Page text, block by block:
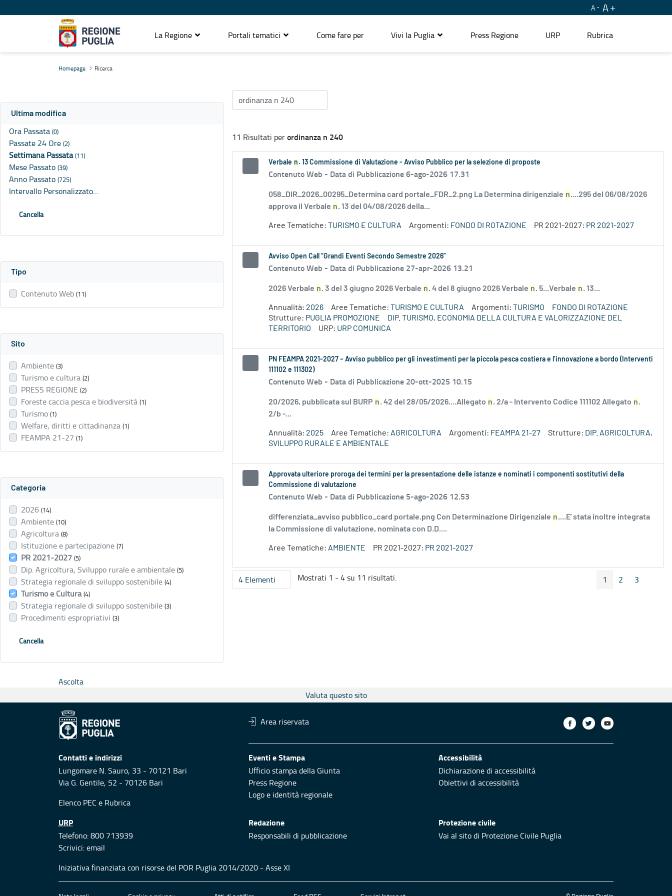
A A
La Regione Portali tematici Come fare per Vivi la Puglia Press Regione URP Rubrica
Homepage Ricerca
Ultima modifica
Ora Passata (0)
Passate 24 Ore (2)
Settimana Passata(11)
Mese Passato (39)
Anno Passato (725)
Intervallo Personalizzato…
Cancella
Tipo
Contenuto Web (11)
Sito
Ambiente (3)
Turismo e cultura (2)
PRESS REGIONE (2)
Foreste caccia pesca e biodiversità (1)
Turismo (1)
Welfare, diritti e cittadinanza (1)
FEAMPA 21-27 (1)
Categoria
2026 (14)
Ambiente (10)
Agricoltura (8)
Istituzione e partecipazione (7)
PR 2021-2027 (5)
Dip. Agricoltura, Sviluppo rurale e ambientale (5)
Strategia regionale di sviluppo sostenibile (4)
Turismo e Cultura (4)
Strategia regionale di sviluppo sostenibile (3)
Procedimenti espropriativi (3)
Cancella
11 Risultati perordinanza n 240
Verbale n . 13 Commissione di Valutazione - Avviso Pubblico per la selezione di proposte
Contenuto Web - Data di Pubblicazione 6-ago-2026 17.31
058_DIR_2026_00295_Determina card portale_FDR_2.png La Determina dirigenziale n....295 del 06/08/2026
approva il Verbale n. 13 del 04/08/2026 della...
Aree Tematiche: TURISMO E CULTURA Argomenti: FONDO DI ROTAZIONE PR 2021-2027: PR 2021-2027
Avviso Open Call “Grandi Eventi Secondo Semestre 2026”
Contenuto Web - Data di Pubblicazione 27-apr-2026 13.21
2026 Verbale n. 3 del 3 giugno 2026 Verbale n. 4 del 8 giugno 2026 Verbale n. 5...Verbale n. 13...
Annualità: 2026 Aree Tematiche: TURISMO E CULTURA Argomenti: TURISMO
FONDO DI ROTAZIONE
Strutture: PUGLIA PROMOZIONE
DIP. TURISMO, ECONOMIA DELLA CULTURA E VALORIZZAZIONE DEL
TERRITORIO
URP: URP COMUNICA
PN FEAMPA 2021-2027 – Avviso pubblico per gli investimenti per la piccola pesca costiera e l’innovazione a bordo (Interventi
111102 e 111302)
Contenuto Web - Data di Pubblicazione 20-ott-2025 10.15
20/2026, pubblicata sul BURP n. 42 del 28/05/2026....Allegato n. 2/a - Intervento Codice 111102 Allegato n.
2/b -...
Annualità: 2025 Aree Tematiche: AGRICOLTURA Argomenti: FEAMPA 21-27 Strutture: DIP. AGRICOLTURA,
SVILUPPO RURALE E AMBIENTALE
Approvata ulteriore proroga dei termini per la presentazione delle istanze e nominati i componenti sostitutivi della
Commissione di valutazione
Contenuto Web - Data di Pubblicazione 5-ago-2026 12.53
differenziata_avviso pubblico_card portale.png Con Determinazione Dirigenziale n....E' stata inoltre integrata
la Commissione di valutazione, nominata con D.D....
Aree Tematiche: AMBIENTE PR 2021-2027: PR 2021-2027
4 ElementiPer pagina
Mostrati 1 - 4 su 11 risultati. Pagina Precedente
Pagina
1 Pagina
2 Pagina
3
Ascolta
Valuta questo sito
Area riservata
Contatti e indirizzi
Lungomare N. Sauro, 33 - 70121 Bari
Via G. Gentile, 52 - 70126 Bari
Elenco PEC e Rubrica
Eventi e Stampa
Ufficio stampa della Giunta
Press Regione
Logo e identità regionale
Accessibilità
Dichiarazione di accessibilità
Obiettivi di accessibilità
URP
Telefono: 800 713939
Scrivici:email
Redazione
Responsabili di pubblicazione
Protezione civile
Vai al sito di Protezione Civile Puglia
Iniziativa finanziata con risorse del POR Puglia 2014/2020 - Asse XI